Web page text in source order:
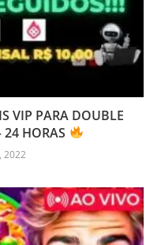
VIP PARA DOUBLE
24 HORAS
2022